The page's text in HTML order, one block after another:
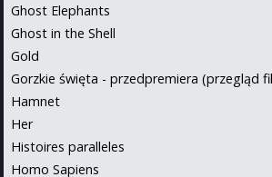
Ghost Elephants
Ghost in the Shell
Gold
Gorzkie święta - przedpremiera (przegląd
Hamnet
Her
Histoires paralleles
Homo Sapiens